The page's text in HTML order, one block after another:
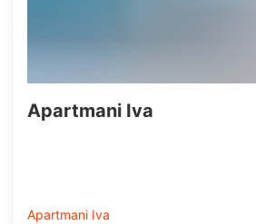
Apartmani Iva
Apartmani Iva